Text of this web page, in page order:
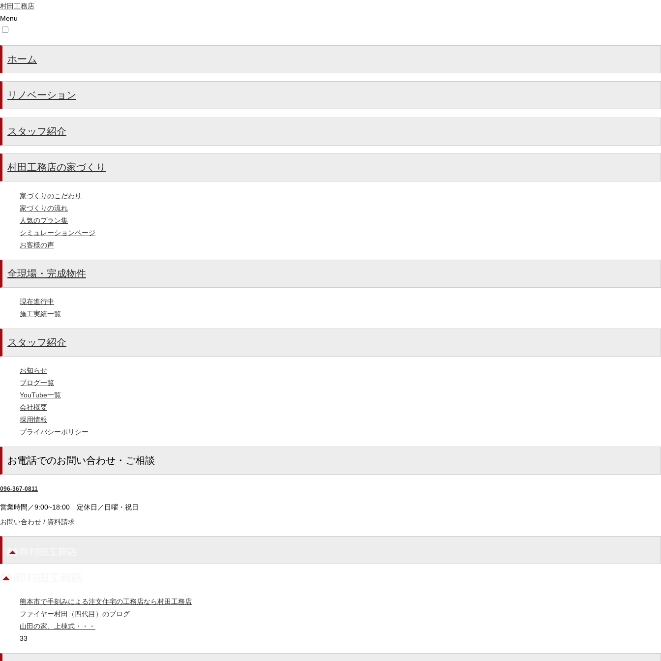
村田工務店
Menu
ホーム
リノベーション
スタッフ紹介
村田工務店の家づくり
家づくりのこだわり
家づくりの流れ
人気のプラン集
シミュレーションページ
お客様の声
全現場・完成物件
現在進行中
施工実績一覧
スタッフ紹介
お知らせ
ブログ一覧
YouTube一覧
会社概要
採用情報
プライバシーポリシー
お電話でのお問い合わせ・ご相談
096-367-0811
営業時間／9:00~18:00 定休日／日曜・祝日
お問い合わせ / 資料請求
熊本市で手刻みによる注文住宅の工務店なら村田工務店
ファイヤー村田（四代目）のブログ
山田の家、上棟式・・・
33